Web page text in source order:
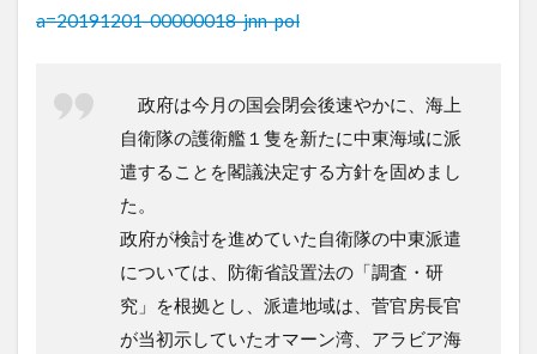
a=20191201-00000018-jnn-pol
政府は今月の国会閉会後速やかに、海上
自衛隊の護衛艦１隻を新たに中東海域に派
遣することを閣議決定する方針を固めまし
た。
政府が検討を進めていた自衛隊の中東派遣
については、防衛省設置法の「調査・研
究」を根拠とし、派遣地域は、菅官房長官
が当初示していたオマーン湾、アラビア海